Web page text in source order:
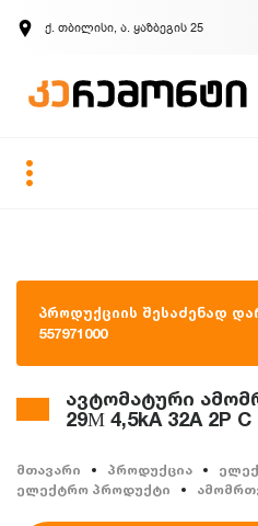
ქ. თბილისი, ა. ყაზბეგის 25
ზარის მოთხოვნა
პროდუქციის შესაძენად
557971000
ავტომატური
29М 4,5kA 32A 2P C
მთავარი პროდუქცია
ელექტრო პროდუქტი